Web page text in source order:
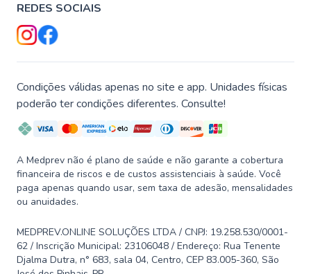
REDES SOCIAIS
Condições válidas apenas no site e app. Unidades físicas
poderão ter condições diferentes. Consulte!
A Medprev não é plano de saúde e não garante a cobertura
financeira de riscos e de custos assistenciais à saúde. Você
paga apenas quando usar, sem taxa de adesão, mensalidades
ou anuidades.
MEDPREV.ONLINE SOLUÇÕES LTDA / CNPJ: 19.258.530/0001-
62 / Inscrição Municipal: 23106048 / Endereço: Rua Tenente
Djalma Dutra, n° 683, sala 04, Centro, CEP 83.005-360, São